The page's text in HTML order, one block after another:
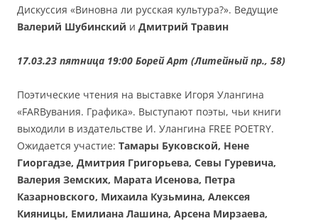
Дискуссия «Виновна ли русская культура?». Ведущие
Валерий Шубинский и Дмитрий Травин
17.03.23 пятница 19:00 Борей Арт (Литейный пр., 58)
Поэтические чтения на выставке Игоря Улангина
«FARBувания. Графика». Выступают поэты, чьи книги
выходили в издательстве И. Улангина FREE POETRY.
Ожидается участие: Тамары Буковской, Нене
Гиоргадзе, Дмитрия Григорьева, Севы Гуревича,
Валерия Земских, Марата Исенова, Петра
Казарновского, Михаила Кузьмина, Алексея
Кияницы, Емилиана Лашина, Арсена Мирзаева,